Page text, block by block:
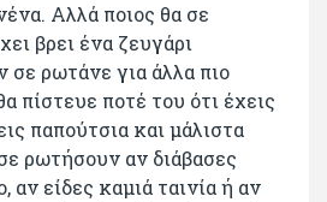
Αλλά ποιος θα σε
βρει ένα ζευγάρι
σε ρωτάνε για άλλα πιο
πίστευε ποτέ του ότι έχεις
παπούτσια και μάλιστα
ρωτήσουν αν διάβασες
αν είδες καμιά ταινία ή αν